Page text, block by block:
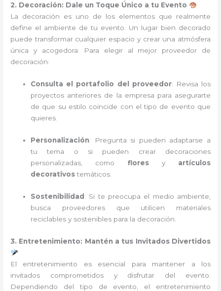
2. Decoración: Dale un Toque Único a tu Evento
La decoración es uno de los elementos que realmente
define el ambiente de tu evento. Un lugar bien decorado
puede transformar cualquier espacio y crear una atmósfera
única y acogedora. Para elegir al mejor proveedor de
decoración:
Consulta el portafolio del proveedor: Revisa los
proyectos anteriores de la empresa para asegurarte
de que su estilo coincide con el tipo de evento que
quieres.
Personalización: Pregunta si pueden adaptarse a
tu tema o si pueden crear decoraciones
personalizadas, como floresy artículos
decorativostemáticos.
Sostenibilidad : Si te preocupa el medio ambiente,
busca proveedores que utilicen materiales
reciclables y sostenibles para la decoración.
3. Entretenimiento: Mantén a tus Invitados Divertidos
El entretenimiento es esencial para mantener a los
invitados comprometidos y disfrutar del evento.
Dependiendo del tipo de evento, el entretenimiento